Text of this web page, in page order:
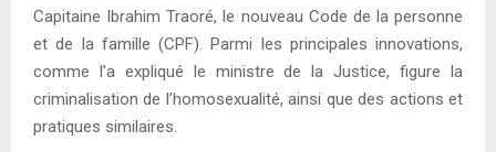
Capitaine Ibrahim Traoré, le nouveau Code de la personne
et de la famille (CPF). Parmi les principales innovations,
comme l’a expliqué le ministre de la Justice, figure la
criminalisation de l’homosexualité, ainsi que des actions et
pratiques similaires.